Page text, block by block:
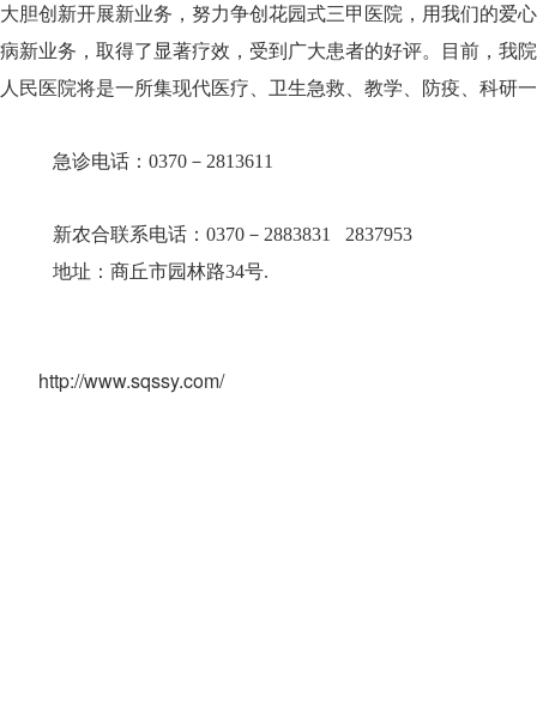
大胆创新开展新业务，努力争创花园式三甲医院，用我们的爱
病新业务，取得了显著疗效，受到广大患者的好评。目前，我
人民医院将是一所集现代医疗、卫生急救、教学、防疫、科研
急诊电话：0370－2813611
新农合联系电话：0370－2883831 2837953
地址：商丘市园林路34号.
http://www.sqssy.com/